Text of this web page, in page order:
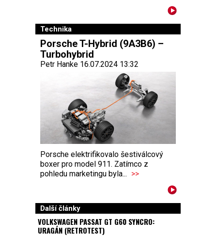
Technika
Porsche T-Hybrid (9A3B6) –
Turbohybrid
Petr Hanke 16.07.2024 13:32
Porsche elektrifikovalo šestiválcový
boxer pro model 911. Zatímco z
pohledu marketingu byla... >>
Další články
VOLKSWAGEN PASSAT GT G60 SYNCRO:
URAGÁN (RETROTEST)